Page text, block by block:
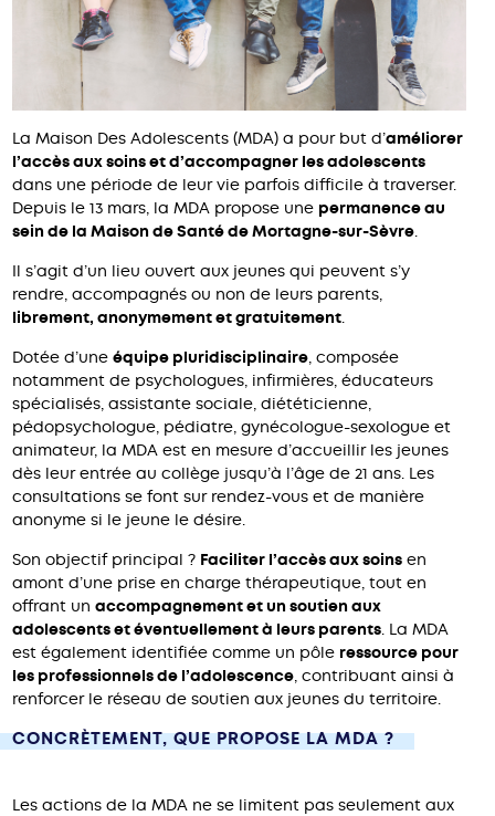
La Maison Des Adolescents (MDA) a pour but d’améliorer
l’accès aux soins et d’accompagner les adolescents
dans une période de leur vie parfois difficile à traverser.
Depuis le 13 mars, la MDA propose une permanence au
sein de la Maison de Santé de Mortagne-sur-Sèvre
Il s’agit d’un lieu ouvert aux jeunes qui peuvent s’y
rendre, accompagnés ou non de leurs parents,
librement, anonymement et gratuitement
Dotée d’uneéquipe pluridisciplinaire , composée
notamment de psychologues, infirmières, éducateurs
spécialisés, assistante sociale, diététicienne,
pédopsychologue, pédiatre, gynécologue-sexologue et
animateur, la MDA est en mesure d’accueillir les jeunes
dès leur entrée au collège jusqu’à l’âge de 21 ans. Les
consultations se font sur rendez-vous et de manière
anonyme si le jeune le désire.
Son objectif principal ? Faciliter l’accès aux soins en
amont d’une prise en charge thérapeutique, tout en
offrant unaccompagnement et un soutien aux
adolescents et éventuellement à leurs parents . La MDA
est également identifiée comme un pôle ressource pour
les professionnels de l’adolescence , contribuant ainsi à
renforcer le réseau de soutien aux jeunes du territoire.
CONCRÈTEMENT, QUE PROPOSE LA MDA ?
Les actions de la MDA ne se limitent pas seulement aux